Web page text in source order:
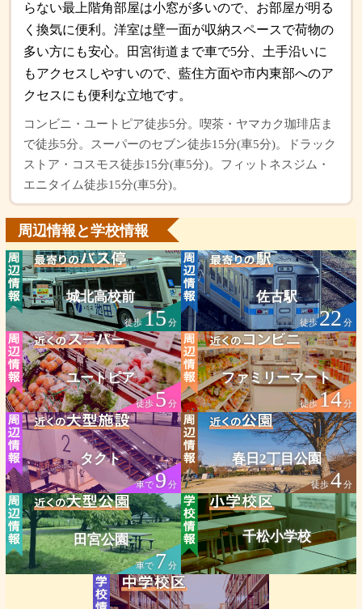
らない最上階角部屋は小窓が多いので、お部屋が明る
く換気に便利。洋室は壁一面が収納スペースで荷物の
多い方にも安心。田宮街道まで車で5分、土手沿いに
もアクセスしやすいので、藍住方面や市内東部へのア
クセスにも便利な立地です。
コンビニ・ユートピア徒歩5分。喫茶・ヤマカク珈琲店ま
で徒歩5分。スーパーのセブン徒歩15分(車5分)。ドラック
ストア・コスモス徒歩15分(車5分)。フィットネスジム・
エニタイム徒歩15分(車5分)。
周辺情報と学校情報
城北高校前
徒歩15 分
佐古駅
徒歩22 分
ユートピア
徒歩5分
ファミリーマート
徒歩14分
タクト
車で9分
春日2丁目公園
徒歩4分
田宮公園
車で7分
千松小学校